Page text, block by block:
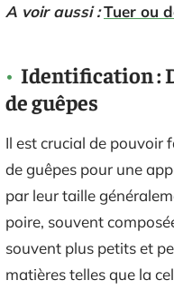
A voir aussi :Tuer ou
Identification :
de guêpes
Il est crucial de pouvoir
de guêpes pour une
par leur taille
poire, souvent
souvent plus petits et
matières telles que la